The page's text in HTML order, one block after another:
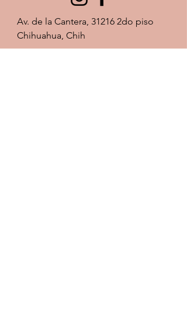
Av. de la Cantera, 31216 2do piso
Chihuahua, Chih